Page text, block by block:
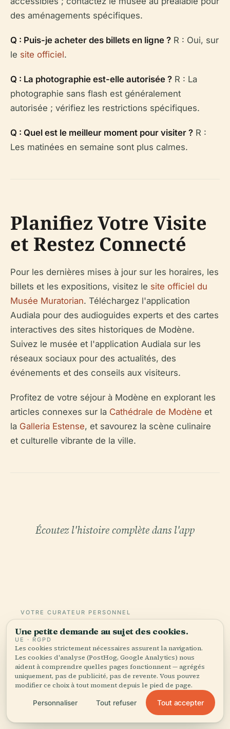
des aménagements spécifiques.
Q : Puis-je acheter des billets en ligne ? R : Oui, sur
le site officiel.
Q : La photographie est-elle autorisée ? R : La
photographie sans flash est généralement
autorisée ; vérifiez les restrictions spécifiques.
Q : Quel est le meilleur moment pour visiter ? R :
Les matinées en semaine sont plus calmes.
Planifiez Votre Visite
et Restez Connecté
Pour les dernières mises à jour sur les horaires, les
billets et les expositions, visitez le site officiel du
Musée Muratorian. Téléchargez l'application
Audiala pour des audioguides experts et des cartes
interactives des sites historiques de Modène.
Suivez le musée et l'application Audiala sur les
réseaux sociaux pour des actualités, des
événements et des conseils aux visiteurs.
Profitez de votre séjour à Modène en explorant les
articles connexes sur la Cathédrale de Modène et
la Galleria Estense, et savourez la scène culinaire
et culturelle vibrante de la ville.
Écoutez l'histoire complète dans l'app
VOTRE CURATEUR PERSONNEL
Musée Muratoriano tout
entière,
bien racontée.
Guides audio pour 1 100+ villes dans 96 pays.
Histoire, récits et savoirs locaux — disponibles
Une petite demande au sujet des cookies.
UE · RGPD
Les cookies strictement nécessaires assurent la navigation.
Les cookies d'analyse (PostHog, Google Analytics) nous
aident à comprendre quelles pages fonctionnent — agrégés
uniquement, pas de publicité, pas de revente. Vous pouvez
modifier ce choix à tout moment depuis le pied de page.
Personnaliser Tout refuser Tout accepter